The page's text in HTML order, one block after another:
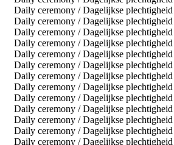
Daily ceremony / Dagelijkse plechtigheid
Daily ceremony / Dagelijkse plechtigheid
Daily ceremony / Dagelijkse plechtigheid
Daily ceremony / Dagelijkse plechtigheid
Daily ceremony / Dagelijkse plechtigheid
Daily ceremony / Dagelijkse plechtigheid
Daily ceremony / Dagelijkse plechtigheid
Daily ceremony / Dagelijkse plechtigheid
Daily ceremony / Dagelijkse plechtigheid
Daily ceremony / Dagelijkse plechtigheid
Daily ceremony / Dagelijkse plechtigheid
Daily ceremony / Dagelijkse plechtigheid
Daily ceremony / Dagelijkse plechtigheid